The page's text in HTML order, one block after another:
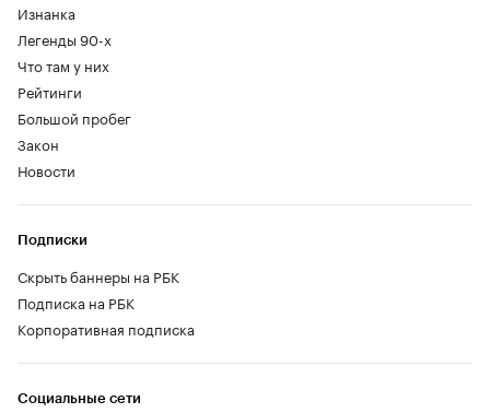
Изнанка
Легенды 90-х
Что там у них
Рейтинги
Большой пробег
Закон
Новости
Социальные сети
Подписки
Скрыть баннеры на РБК
Подписка на РБК
Корпоративная подписка